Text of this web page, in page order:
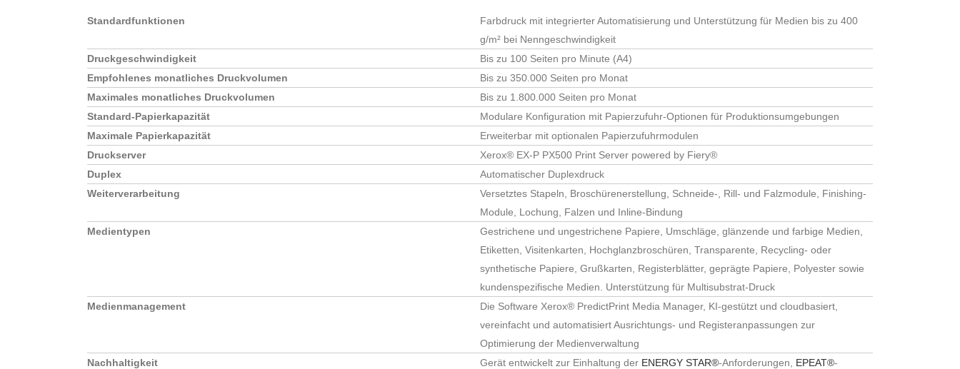
* =Pflichtfelder
Bitte
lasse
dieses
Feld
Bitte
lasse
dieses
Feld
leer.
Ja, ich habe die Datenschutzerklärung zur Kenntnis genommen und bin damit einverstanden, dass die von mir angegebenen Daten elektronisch erhoben und
gespeichert werden. Meine Daten werden dabei nur streng zweckgebunden zur Bearbeitung und Beantwortung meiner Anfrage benutzt. Mit dem Absenden des
Formulars erkläre ich mich mit der Verarbeitung einverstanden.
Datenschutzerklärung anzeigen
Standardfunktionen
Farbdruck mit integrierter Automatisierung und Unterstützung für Medien bis zu 400
g/m² bei Nenngeschwindigkeit
Druckgeschwindigkeit
Bis zu 100 Seiten pro Minute (A4)
Empfohlenes monatliches Druckvolumen
Bis zu 350.000 Seiten pro Monat
Maximales monatliches Druckvolumen
Bis zu 1.800.000 Seiten pro Monat
Standard-Papierkapazität
Modulare Konfiguration mit Papierzufuhr-Optionen für Produktionsumgebungen
Maximale Papierkapazität
Erweiterbar mit optionalen Papierzufuhrmodulen
Druckserver
Xerox® EX-P PX500 Print Server powered by Fiery®
Duplex
Automatischer Duplexdruck
Weiterverarbeitung
Versetztes Stapeln, Broschürenerstellung, Schneide-, Rill- und Falzmodule, Finishing-
Module, Lochung, Falzen und Inline-Bindung
Medientypen
Gestrichene und ungestrichene Papiere, Umschläge, glänzende und farbige Medien,
Etiketten, Visitenkarten, Hochglanzbroschüren, Transparente, Recycling- oder
synthetische Papiere, Grußkarten, Registerblätter, geprägte Papiere, Polyester sowie
kundenspezifische Medien. Unterstützung für Multisubstrat-Druck
Medienmanagement
Die Software Xerox® PredictPrint Media Manager, KI-gestützt und cloudbasiert,
vereinfacht und automatisiert Ausrichtungs- und Registeranpassungen zur
Optimierung der Medienverwaltung
Nachhaltigkeit
Gerät entwickelt zur Einhaltung der ENERGY STAR®-Anforderungen, EPEAT®-